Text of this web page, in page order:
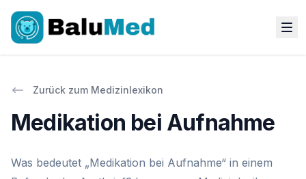
Zurück zum Medizinlexikon
Medikation bei Aufnahme
Was bedeutet „Medikation bei Aufnahme“ in einem